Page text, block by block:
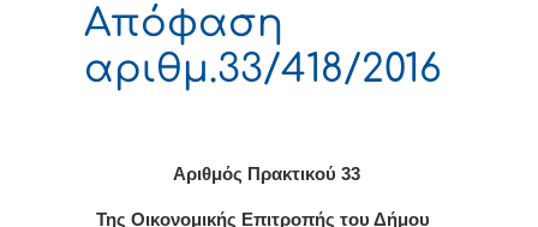
Απόφαση
αριθμ.33/418/2016
Αριθμός Πρακτικού 33
Της Οικονομικής Επιτρoπής τoυ Δήμoυ